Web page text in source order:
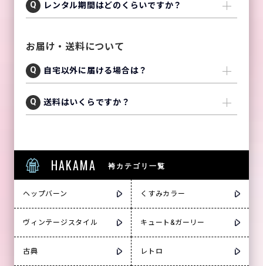
レンタル期間はどのくらいですか？
お届け・送料について
自宅以外に届ける場合は？
送料はいくらですか？
HAKAMA 袴カテゴリ一覧
ヘップバーン くすみカラー
ヴィンテージスタイル キュート&ガーリー
古典 レトロ